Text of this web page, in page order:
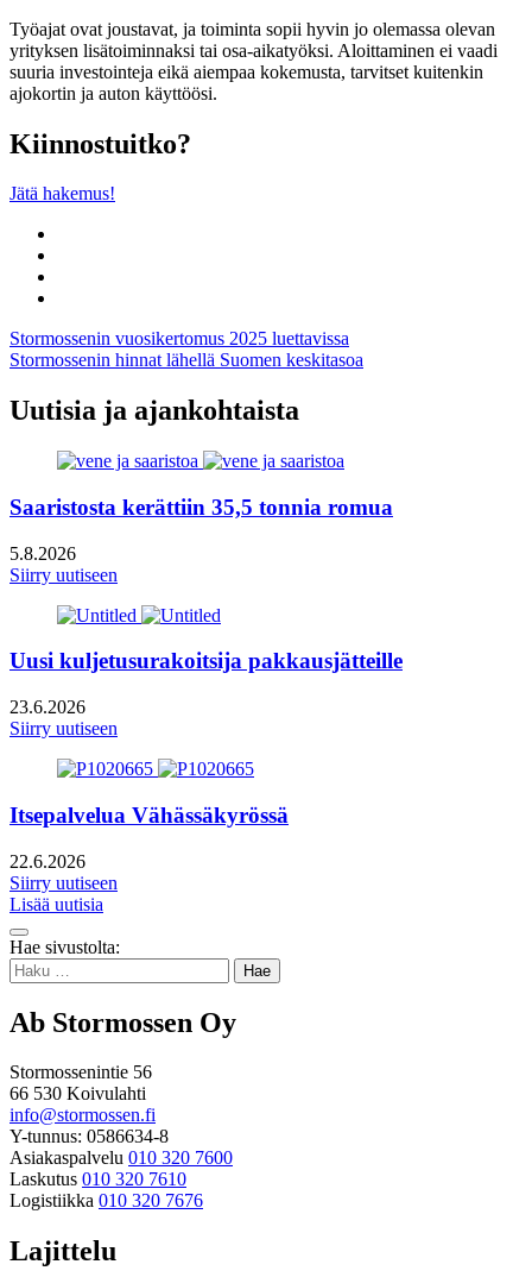
Työajat ovat joustavat, ja toiminta sopii hyvin jo olemassa olevan
yrityksen lisätoiminnaksi tai osa-aikatyöksi. Aloittaminen ei vaadi
suuria investointeja eikä aiempaa kokemusta, tarvitset kuitenkin
ajokortin ja auton käyttöösi.
Kiinnostuitko?
Jätä hakemus!
email
Artikkelien
selaus
Stormossenin vuosikertomus 2025 luettavissa
Stormossenin hinnat lähellä Suomen keskitasoa
Uutisia ja ajankohtaista
Saaristosta kerättiin 35,5 tonnia romua
5.8.2026
Siirry uutiseen
Uusi kuljetusurakoitsija pakkausjätteille
23.6.2026
Siirry uutiseen
Itsepalvelua Vähässäkyrössä
22.6.2026
Siirry uutiseen
Lisää uutisia
Takaisin
ylös
Hae sivustolta:
Haku:
Ab Stormossen Oy
Stormossenintie 56
66 530 Koivulahti
info@stormossen.fi
Y-tunnus: 0586634-8
Asiakaspalvelu 010 320 7600
Laskutus 010 320 7610
Logistiikka 010 320 7676
Lajittelu